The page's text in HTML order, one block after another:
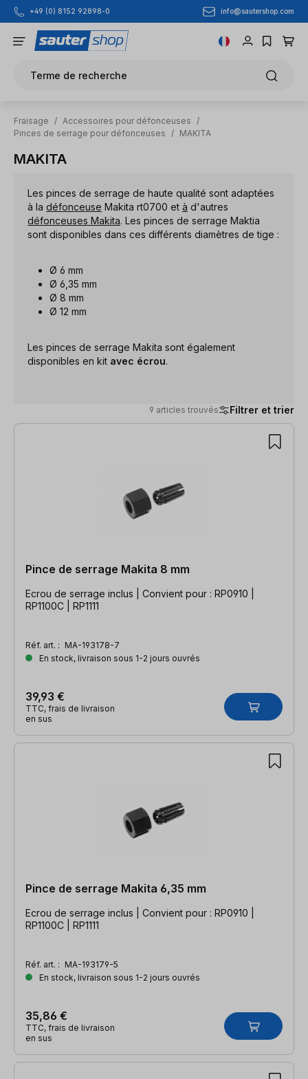
Passer au contenu principal
+49 (0) 8152 92898-0 info@sautershop.com
Terme de recherche
Fraisage / Accessoires pour défonceuses
/
Pinces de serrage pour défonceuses
/ MAKITA
MAKITA
Les pinces de serrage de haute qualité sont adaptées
à la défonceuse Makita rt0700 et à d'autres
défonceuses Makita. Les pinces de serrage Maktia
sont disponibles dans ces différents diamètres de tige :
Ø 6 mm
Ø 6,35 mm
Ø 8 mm
Ø 12 mm
Les pinces de serrage Makita sont également
disponibles en kit avec écrou.
9 articles trouvés Filtrer et trier
9 articles trouvés
Pince de serrage Makita 8 mm
Ecrou de serrage inclus | Convient pour : RP0910 |
RP1100C | RP1111
Réf. art. : MA-193178-7
En stock, livraison sous 1-2 jours ouvrés
39,93 €
TTC, frais de livraison
en sus
Pince de serrage Makita 6,35 mm
Ecrou de serrage inclus | Convient pour : RP0910 |
RP1100C | RP1111
Réf. art. : MA-193179-5
En stock, livraison sous 1-2 jours ouvrés
35,86 €
TTC, frais de livraison
en sus